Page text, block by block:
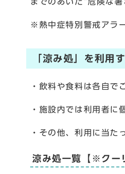
※熱中症特別警戒アラ
「涼み処」を利用
・飲料や食料は各自で
・施設内では利用者に
・その他、利用に当た
涼み処一覧【※クー